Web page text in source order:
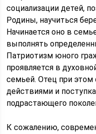
социализации детей,
Родины, научиться
Начинается оно в
выполнять
Патриотизм юного
проявляется в
семьей. Отец при
действиями и
подрастающего
К сожалению,